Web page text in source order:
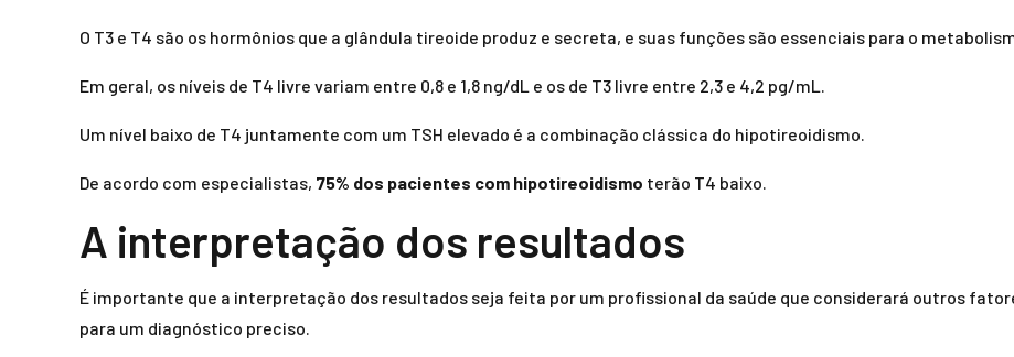
O T3 e T4 são os hormônios que a glândula tireoide produz e secreta, e suas funções são essenciais para o
Em geral, os níveis de T4 livre variam entre 0,8 e 1,8 ng/dL e os de T3 livre entre 2,3 e 4,2 pg/mL.
Um nível baixo de T4 juntamente com um TSH elevado é a combinação clássica do hipotireoidismo.
De acordo com especialistas, 75% dos pacientes com hipotireoidismo terão T4 baixo.
A interpretação dos resultados
É importante que a interpretação dos resultados seja feita por um profissional da saúde que considerará outros
para um diagnóstico preciso.